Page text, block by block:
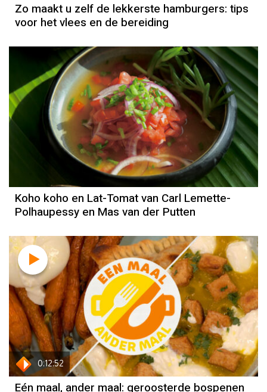
Zo maakt u zelf de lekkerste hamburgers: tips
voor het vlees en de bereiding
Koho koho en Lat-Tomat van Carl Lemette-
Polhaupessy en Mas van der Putten
0:12:52
Eén maal, ander maal: geroosterde bospenen